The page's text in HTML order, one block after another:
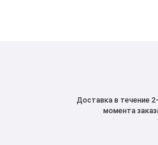
Доставка в течение
момента